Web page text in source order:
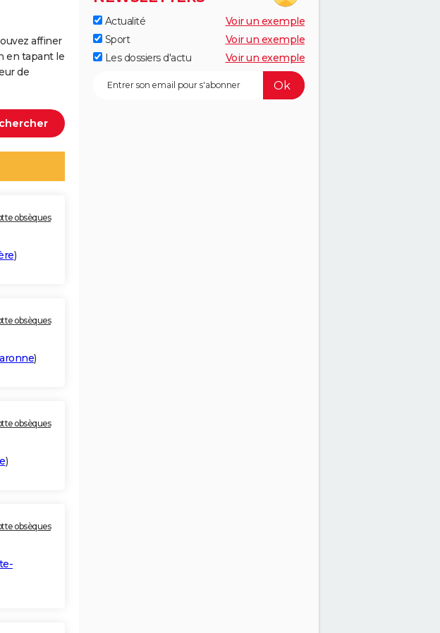
affiner
en tapant le
de
obsèques
)
obsèques
)
obsèques
)
obsèques
Actualité
Voir un exemple
Sport
Voir un exemple
Les dossiers d'actu
Voir un exemple